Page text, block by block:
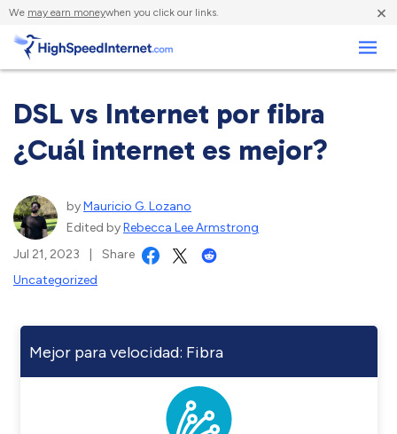
We may earn moneywhen you click our links. ×
DSL vs Internet por fibra
¿Cuál internet es mejor?
byMauricio G. Lozano
Edited byRebecca Lee Armstrong
Jul 21, 2023
Share
Uncategorized
Mejor para velocidad: Fibra